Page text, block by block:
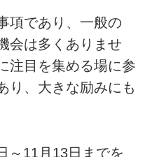
項であり、一般の
会は多くありませ
注目を集める場に参
り、大きな励みにも
～11月13日までを